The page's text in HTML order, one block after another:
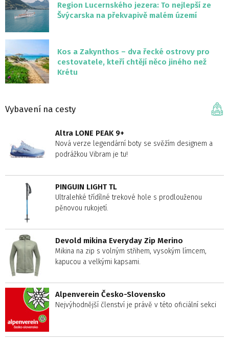
Region Lucernského jezera: To nejlepší ze
Švýcarska na překvapivě malém území
Kos a Zakynthos – dva řecké ostrovy pro
cestovatele, kteří chtějí něco jiného než
Krétu
Vybavení na cesty
Altra LONE PEAK 9+
Nová verze legendární boty se svěžím designem a
podrážkou Vibram je tu!
PINGUIN LIGHT TL
Ultralehké třídílné trekové hole s prodlouženou
pěnovou rukojetí.
Devold mikina Everyday Zip Merino
Mikina na zip s volným střihem, vysokým límcem,
kapucou a velkými kapsami.
Alpenverein Česko-Slovensko
Nejvýhodnější členství je právě v této oficiální sekci